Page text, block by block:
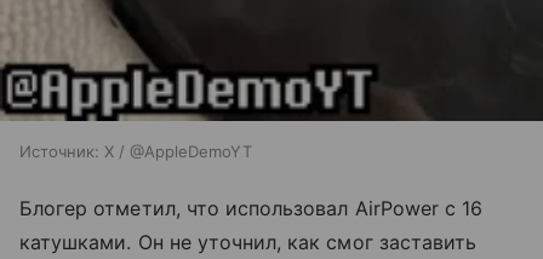
Источник: X / @AppleDemoYT
Блогер отметил, что использовал AirPower с 16
катушками. Он не уточнил, как смог заставить